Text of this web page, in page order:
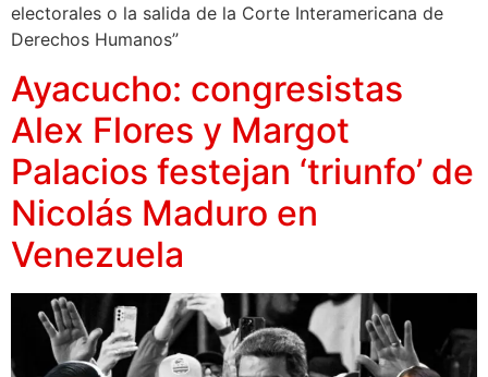
electorales o la salida de la Corte Interamericana de
Derechos Humanos”
Ayacucho: congresistas
Alex Flores y Margot
Palacios festejan ‘triunfo’ de
Nicolás Maduro en
Venezuela